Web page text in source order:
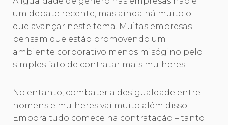
um debate recente, mas ainda há muito o
que avançar neste tema. Muitas empresas
pensam que estão promovendo um
ambiente corporativo menos misógino pelo
simples fato de contratar mais mulheres.
No entanto, combater a desigualdade entre
homens e mulheres vai muito além disso.
Embora tudo comece na contratação – tanto